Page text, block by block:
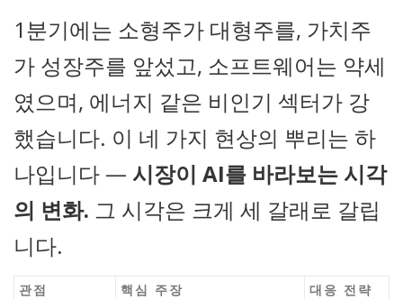
1분기에는 소형주가 대형주를, 가치주
가 성장주를 앞섰고, 소프트웨어는 약세
였으며, 에너지 같은 비인기 섹터가 강
했습니다. 이 네 가지 현상의 뿌리는 하
나입니다 — 시장이 AI를 바라보는 시각
의 변화. 그 시각은 크게 세 갈래로 갈립
니다.
관점 핵심 주장 대응 전략